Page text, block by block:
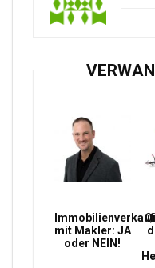
Immobilienverkauf
mit Makler: JA
oder NEIN!